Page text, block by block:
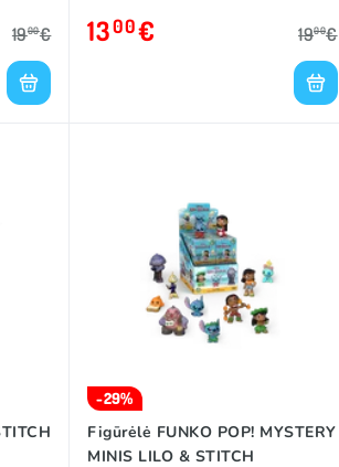
1900€ 1300€ 1900€
-29%
Figūrėlė FUNKO POP! MYSTERY
MINIS LILO & STITCH